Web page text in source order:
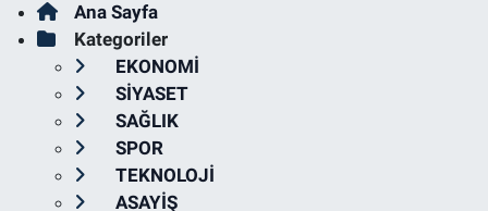
Ana Sayfa
Kategoriler
EKONOMİ
SİYASET
SAĞLIK
SPOR
TEKNOLOJİ
ASAYİŞ